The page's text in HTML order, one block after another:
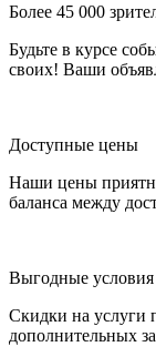
Более 45 000
Будьте в курсе
своих! Ваши
Доступные цены
Наши цены
баланса между
Выгодные
Скидки на услуги
дополнительных